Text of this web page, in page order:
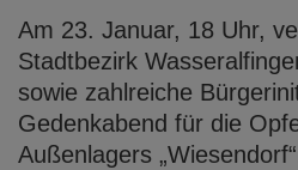
Am 23. Januar, 18 Uhr,
Stadtbezirk
sowie zahlreiche
Gedenkabend für die
Außenlagers